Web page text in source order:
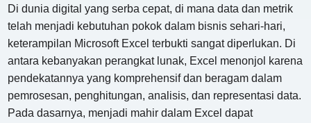
Di dunia digital yang serba cepat, di mana data dan metrik
telah menjadi kebutuhan pokok dalam bisnis sehari-hari,
keterampilan Microsoft Excel terbukti sangat diperlukan. Di
antara kebanyakan perangkat lunak, Excel menonjol karena
pendekatannya yang komprehensif dan beragam dalam
pemrosesan, penghitungan, analisis, dan representasi data.
Pada dasarnya, menjadi mahir dalam Excel dapat